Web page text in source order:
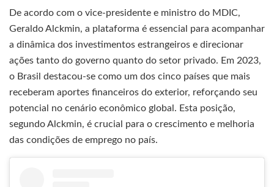
De acordo com o vice-presidente e ministro do MDIC,
Geraldo Alckmin, a plataforma é essencial para acompanhar
a dinâmica dos investimentos estrangeiros e direcionar
ações tanto do governo quanto do setor privado. Em 2023,
o Brasil destacou-se como um dos cinco países que mais
receberam aportes financeiros do exterior, reforçando seu
potencial no cenário econômico global. Esta posição,
segundo Alckmin, é crucial para o crescimento e melhoria
das condições de emprego no país.